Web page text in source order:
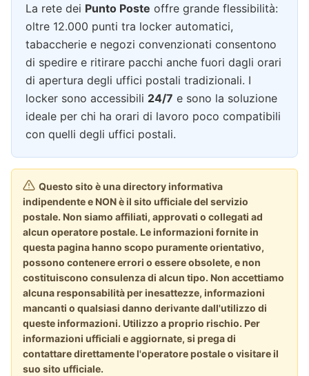
La rete dei Punto Poste offre grande flessibilità:
oltre 12.000 punti tra locker automatici,
tabaccherie e negozi convenzionati consentono
di spedire e ritirare pacchi anche fuori dagli orari
di apertura degli uffici postali tradizionali. I
locker sono accessibili 24/7 e sono la soluzione
ideale per chi ha orari di lavoro poco compatibili
con quelli degli uffici postali.
Questo sito è una directory informativa
indipendente e NON è il sito ufficiale del servizio
postale. Non siamo affiliati, approvati o collegati ad
alcun operatore postale. Le informazioni fornite in
questa pagina hanno scopo puramente orientativo,
possono contenere errori o essere obsolete, e non
costituiscono consulenza di alcun tipo. Non accettiamo
alcuna responsabilità per inesattezze, informazioni
mancanti o qualsiasi danno derivante dall'utilizzo di
queste informazioni. Utilizzo a proprio rischio. Per
informazioni ufficiali e aggiornate, si prega di
contattare direttamente l'operatore postale o visitare il
suo sito ufficiale.